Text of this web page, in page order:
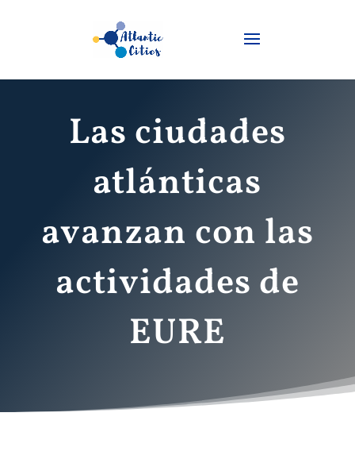
Las ciudades
atlánticas
avanzan con las
actividades de
EURE